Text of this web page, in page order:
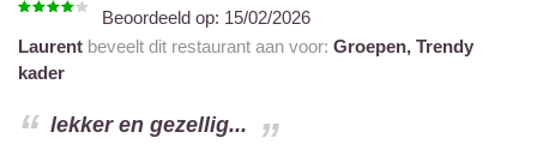
Beoordeeld op: 15/02/2026
Laurent beveelt dit restaurant aan voor: Groepen, Trendy
kader
lekker en gezellig...